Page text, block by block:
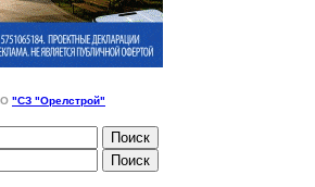
"СЗ "Орелстрой"